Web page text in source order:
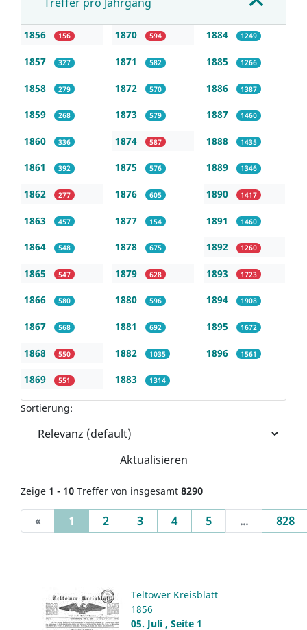
Treffer pro Jahrgang
1856 156
1857 327
1858 279
1859 268
1860 336
1861 392
1862 277
1863 457
1864 548
1865 547
1866 580
1867 568
1868 550
1869 551
1870 594
1871 582
1872 570
1873 579
1874 587
1875 576
1876 605
1877 154
1878 675
1879 628
1880 596
1881 692
1882 1035
1883 1314
1884 1249
1885 1266
1886 1387
1887 1460
1888 1435
1889 1346
1890 1417
1891 1460
1892 1260
1893 1723
1894 1908
1895 1672
1896 1561
Sortierung:
Aktualisieren
Zeige 1 - 10 Treffer von insgesamt 8290
« 1 (current)
2 3 4 5 ... 828
Teltower Kreisblatt
1856
05. Juli , Seite 1